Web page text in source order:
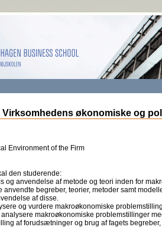
Virksomhedens økonomiske og
Environment of the Firm
den studerende:
og anvendelse af metode og teori inden for
anvendte begreber, teorier, metoder samt
af disse.
og vurdere makroøkonomiske
makroøkonomiske problemstillinger
af forudsætninger og brug af fagets